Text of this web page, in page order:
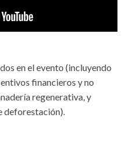
en el evento (incluyendo
financieros y no
regenerativa, y